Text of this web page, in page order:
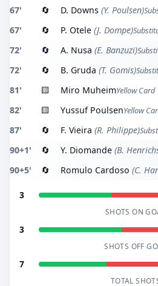
67' 🔄 D. Downs (Y. Poulsen)
67' 🔄 P. Otele (J. Dompe)
72' 🔄 A. Nusa (E. Banzuzi)
72' 🔄 B. Gruda (T. Gomis)
81' 🟨 Miro MuheimYellow Card
82' 🟨 Yussuf PoulsenYellow
87' 🔄 F. Vieira (R. Philippe)
90+1' 🔄 Y. Diomande (B.
90+5' 🔄 Romulo Cardoso (C.
3
SHOTS ON
3
SHOTS OFF
7
TOTAL